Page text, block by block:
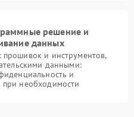
решение и
данных
и инструментов,
данными:
и
необходимости